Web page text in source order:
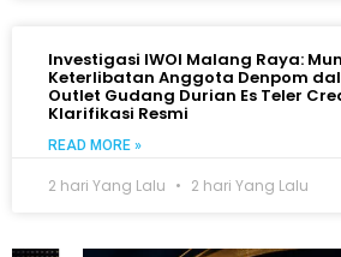
Investigasi IWOI Malang Raya:
Keterlibatan Anggota Denpom
Outlet Gudang Durian Es Teler
Klarifikasi Resmi
READ MORE »
2 hari Yang Lalu 2 hari Yang Lalu